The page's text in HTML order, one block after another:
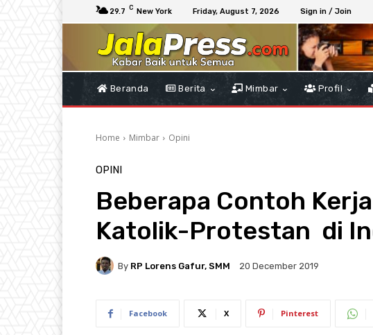
29.7 C New York Friday, August 7, 2026 Sign in / Join
Beranda Berita Mimbar Profil
Home Mimbar Opini
OPINI
Beberapa Contoh
Katolik-Protestan di
By RP Lorens Gafur, SMM 20 December 2019
Facebook X Pinterest